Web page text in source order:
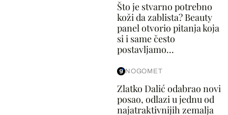
Što je stvarno potrebno
koži da zablista? Beauty
panel otvorio pitanja koja
si i same često
postavljamo...
NOGOMET
Zlatko Dalić odabrao novi
posao, odlazi u jednu od
najatraktivnijih zemalja